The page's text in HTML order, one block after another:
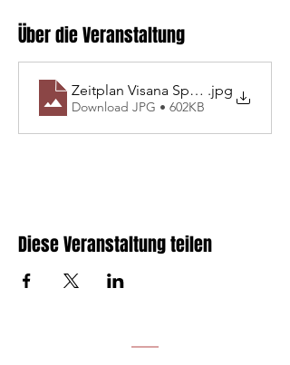
Über die Veranstaltung
Zeitplan Visana .jpg
Download JPG • 602KB
Diese Veranstaltung teilen